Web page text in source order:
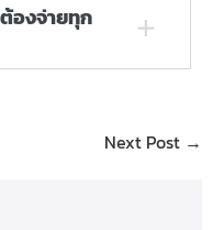
องจ่ายทุก
Next Post →